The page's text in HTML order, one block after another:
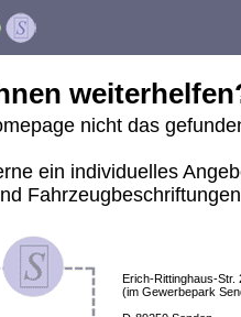
nicht das
ein individuelles
Erich-Rittinghaus-Str.
(im Gewerbepark